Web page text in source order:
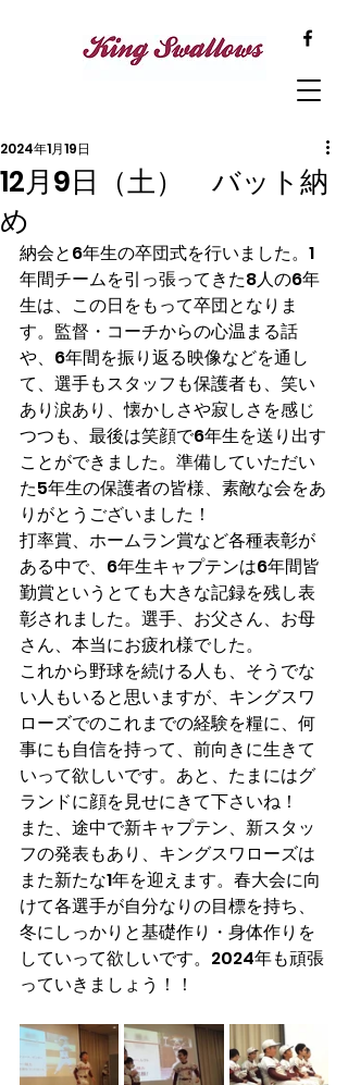
12月9日（土） バット納
め
2024年1月19日
納会と6年生の卒団式を行いました。1
年間チームを引っ張ってきた8人の6年
生は、この日をもって卒団となりま
す。監督・コーチからの心温まる話
や、6年間を振り返る映像などを通し
て、選手もスタッフも保護者も、笑い
あり涙あり、懐かしさや寂しさを感じ
つつも、最後は笑顔で6年生を送り出す
ことができました。準備していただい
た5年生の保護者の皆様、素敵な会をあ
りがとうございました！
打率賞、ホームラン賞など各種表彰が
ある中で、6年生キャプテンは6年間皆
勤賞というとても大きな記録を残し表
彰されました。選手、お父さん、お母
さん、本当にお疲れ様でした。
これから野球を続ける人も、そうでな
い人もいると思いますが、キングスワ
ローズでのこれまでの経験を糧に、何
事にも自信を持って、前向きに生きて
いって欲しいです。あと、たまにはグ
ランドに顔を見せにきて下さいね！
また、途中で新キャプテン、新スタッ
フの発表もあり、キングスワローズは
また新たな1年を迎えます。春大会に向
けて各選手が自分なりの目標を持ち、
冬にしっかりと基礎作り・身体作りを
していって欲しいです。2024年も頑張
っていきましょう！！